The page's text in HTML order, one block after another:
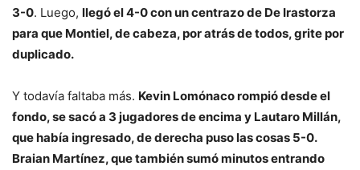
3-0. Luego, llegó el 4-0 con un centrazo de De Irastorza
para que Montiel, de cabeza, por atrás de todos, grite por
duplicado.
Y todavía faltaba más. Kevin Lomónaco rompió desde el
fondo, se sacó a 3 jugadores de encima y Lautaro Millán,
que había ingresado, de derecha puso las cosas 5-0.
Braian Martínez, que también sumó minutos entrando